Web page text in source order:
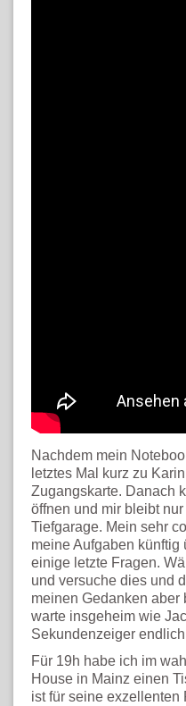
Nachdem mein
letztes Mal kurz zu
Zugangskarte. Danach
öffnen und mir bleibt
Tiefgarage. Mein sehr
meine Aufgaben künftig
einige letzte Fragen.
und versuche dies und
meinen Gedanken aber
warte insgeheim wie
Sekundenzeiger
Für 19h habe ich im
House in Mainz einen
ist für seine exzellenten